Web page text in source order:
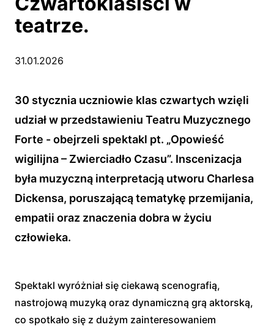
teatrze.
31.01.2026
30 stycznia uczniowie klas czwartych wzięli
udział w przedstawieniu Teatru Muzycznego
Forte - obejrzeli spektakl pt. „Opowieść
wigilijna – Zwierciadło Czasu”. Inscenizacja
była muzyczną interpretacją utworu Charlesa
Dickensa, poruszającą tematykę przemijania,
empatii oraz znaczenia dobra w życiu
człowieka.
Spektakl wyróżniał się ciekawą scenografią,
nastrojową muzyką oraz dynamiczną grą aktorską,
co spotkało się z dużym zainteresowaniem